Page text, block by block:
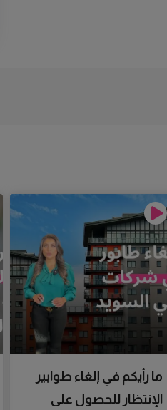
ما رأيكم في إلغاء طوابير
الإنتظار للحصول على